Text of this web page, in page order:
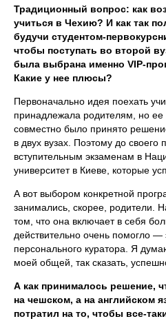
Традиционный вопрос: как
учиться в Чехию? И как так
будучи студентом-
чтобы поступать во второй
была выбрана именно VIP-
Какие у нее плюсы?
Первоначально идея поехать
принадлежала родителям, но ее
совместно было принято
в двух вузах. Поэтому до своего
вступительным экзаменам в
университет в Киеве, которые
А вот выбором конкретной
занимались, скорее, родители.
том, что она включает в себя
действительно очень помогло —
персонального куратора. Я
моей общей, так сказать,
А как принималось решение,
на чешском, а на английском
потратил на то, чтобы все-